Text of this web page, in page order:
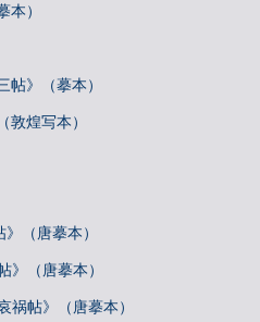
本）
帖》（摹本）
敦煌写本）
（唐摹本）
》（唐摹本）
祸帖》（唐摹本）